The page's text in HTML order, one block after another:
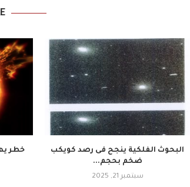
البحوث الفلكية ينجح فى رصد كويكب
ضخم بحجم...
سبتمبر 21, 2025
خطر